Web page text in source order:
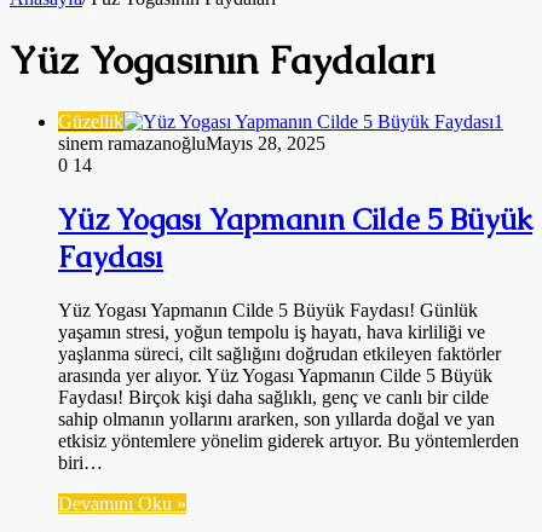
Yüz Yogasının Faydaları
Güzellik
sinem ramazanoğluMayıs 28, 2025
0 14
Yüz Yogası Yapmanın Cilde 5 Büyük
Faydası
Yüz Yogası Yapmanın Cilde 5 Büyük Faydası! Günlük
yaşamın stresi, yoğun tempolu iş hayatı, hava kirliliği ve
yaşlanma süreci, cilt sağlığını doğrudan etkileyen faktörler
arasında yer alıyor. Yüz Yogası Yapmanın Cilde 5 Büyük
Faydası! Birçok kişi daha sağlıklı, genç ve canlı bir cilde
sahip olmanın yollarını ararken, son yıllarda doğal ve yan
etkisiz yöntemlere yönelim giderek artıyor. Bu yöntemlerden
biri…
Devamını Oku »